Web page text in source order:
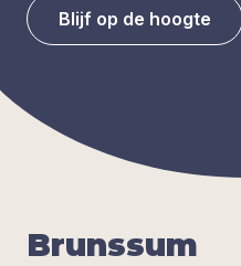
Blijf op de hoogte
Bruns­sum